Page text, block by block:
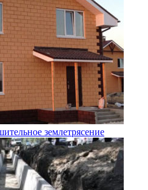
землетрясение